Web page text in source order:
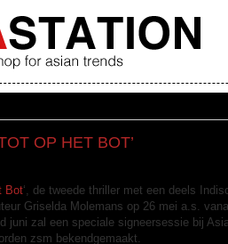
OP HET BOT’
Bot‘, de tweede thriller met een deels
Griselda Molemans op 26 mei a.s.
juni zal een speciale signeersessie bij
zsm bekendgemaakt.